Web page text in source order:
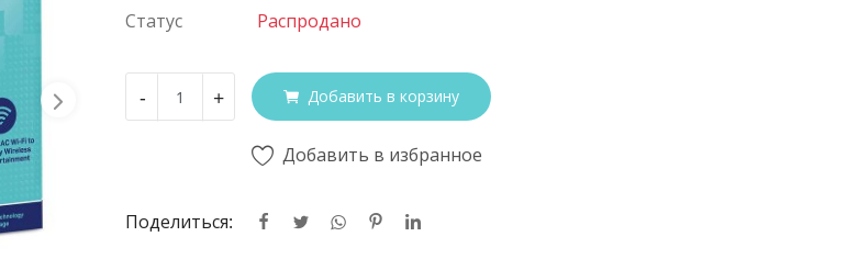
Статус Распродано
- + Добавить в корзину
Добавить в избранное
Поделиться: